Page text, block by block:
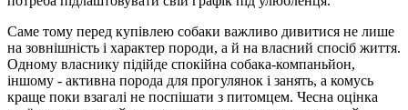
Саме тому перед купівлею собаки важливо дивитися не лише
на зовнішність і характер породи, а й на власний спосіб життя.
Одному власнику підійде спокійна собака-компаньйон,
іншому - активна порода для прогулянок і занять, а комусь
краще поки взагалі не поспішати з питомцем. Чесна оцінка